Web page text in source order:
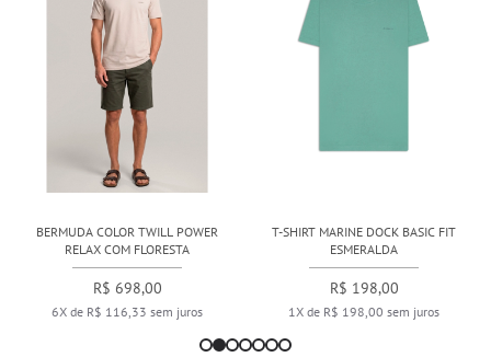
BERMUDA COLOR TWILL POWER
RELAX COM FLORESTA
R$ 698,00
6X de R$ 116,33 sem juros
T-SHIRT MARINE DOCK BASIC FIT
ESMERALDA
R$ 198,00
1X de R$ 198,00 sem juros